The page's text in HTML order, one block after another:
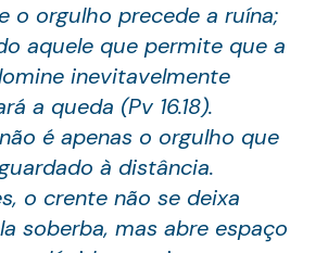
o orgulho precede a ruína;
aquele que permite que a
inevitavelmente
a queda (Pv 16.18).
é apenas o orgulho que
à distância.
o crente não se deixa
soberba, mas abre espaço